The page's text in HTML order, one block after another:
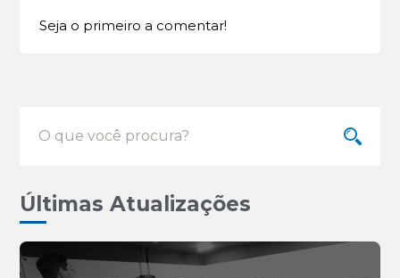
Seja o primeiro a comentar!
Últimas Atualizações